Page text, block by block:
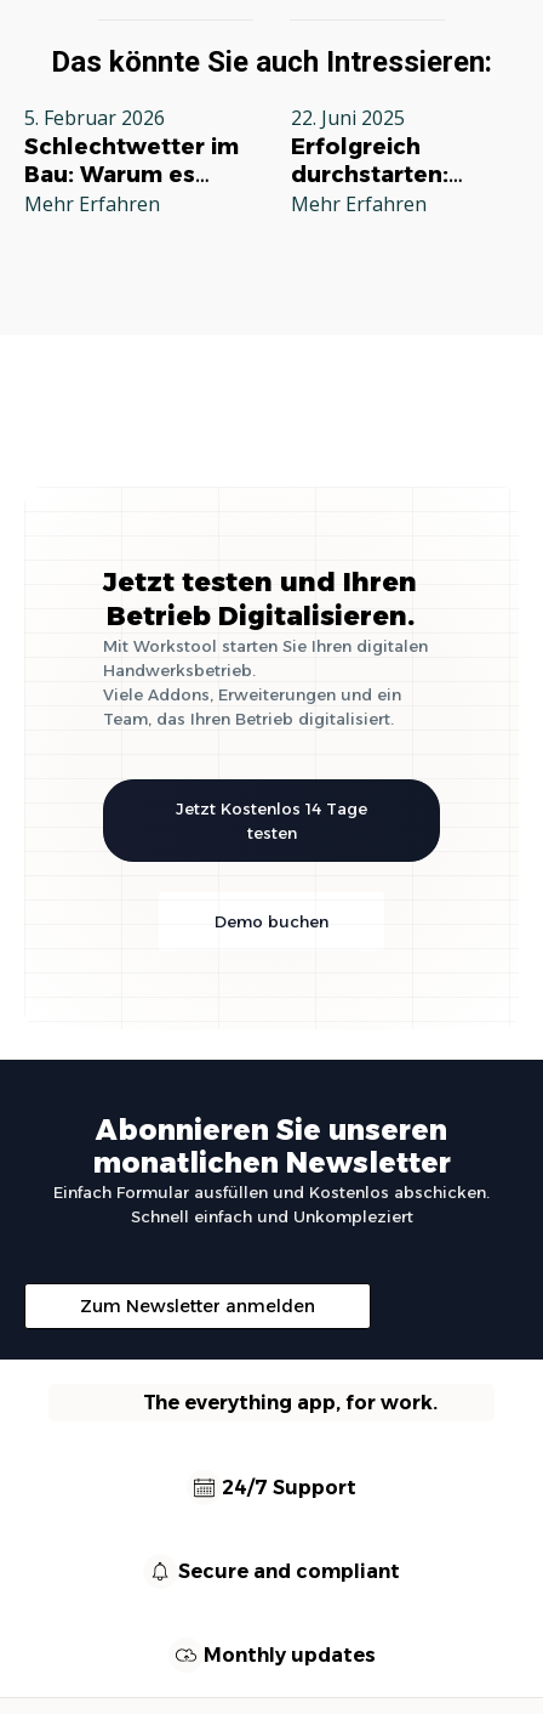
Das könnte Sie auch Intressieren:
5. Februar 2026
Schlechtwetter im
Bau: Warum es
jeden Betrieb
Mehr Erfahren
22. Juni 2025
Erfolgreich
durchstarten:
Deine
Mehr Erfahren
Jetzt testen und Ihren
Betrieb Digitalisieren.
Mit Workstool starten Sie Ihren digitalen
Handwerksbetrieb.
Viele Addons, Erweiterungen und ein
Team, das Ihren Betrieb digitalisiert.
Jetzt Kostenlos 14 Tage
testen
Demo buchen
Abonnieren Sie unseren
monatlichen Newsletter
Einfach Formular ausfüllen und Kostenlos abschicken.
Schnell einfach und Unkompleziert
Zum Newsletter anmelden
The everything app, for work.
24/7 Support
Secure and compliant
Monthly updates